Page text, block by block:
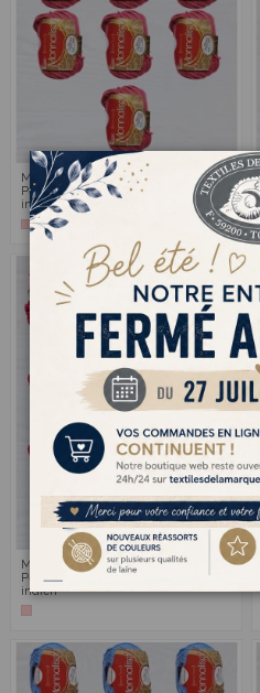
Monnalisa 17 - Pack de 10
Pelotes de laine Rose
indien
12,00 €
Monnalisa 18 - Pack de 10
Pelotes de laine Rose
indien
12,00 €